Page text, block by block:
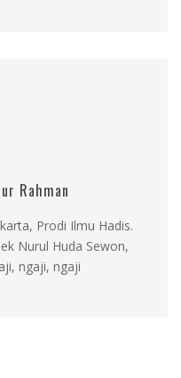
Rahman
Prodi Ilmu Hadis.
Nurul Huda Sewon,
ngaji, ngaji